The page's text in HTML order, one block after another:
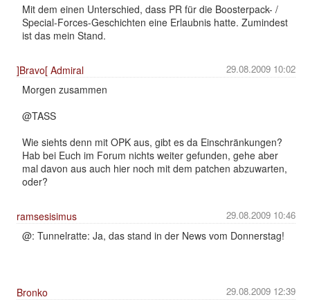
Mit dem einen Unterschied, dass PR für die Boosterpack- /
Special-Forces-Geschichten eine Erlaubnis hatte. Zumindest
ist das mein Stand.
29.08.2009 10:02
]Bravo[ Admiral
Morgen zusammen
@TASS
Wie siehts denn mit OPK aus, gibt es da Einschränkungen?
Hab bei Euch im Forum nichts weiter gefunden, gehe aber
mal davon aus auch hier noch mit dem patchen abzuwarten,
oder?
29.08.2009 10:46
ramsesisimus
@: Tunnelratte: Ja, das stand in der News vom Donnerstag!
29.08.2009 12:39
Bronko